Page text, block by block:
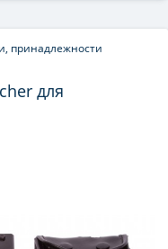
принадлежности
для